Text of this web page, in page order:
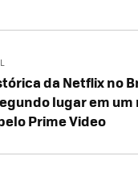
da Netflix no
lugar em
Prime Video